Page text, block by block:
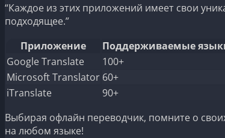
“Каждое из этих приложений имеет свои
подходящее.”
Приложение
Поддерживаемые
Google Translate
100+
Microsoft Translator 60+
iTranslate
90+
Выбирая офлайн переводчик, помните о
на любом языке!